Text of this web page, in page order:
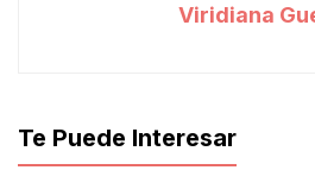
Viridiana
Te Puede Interesar